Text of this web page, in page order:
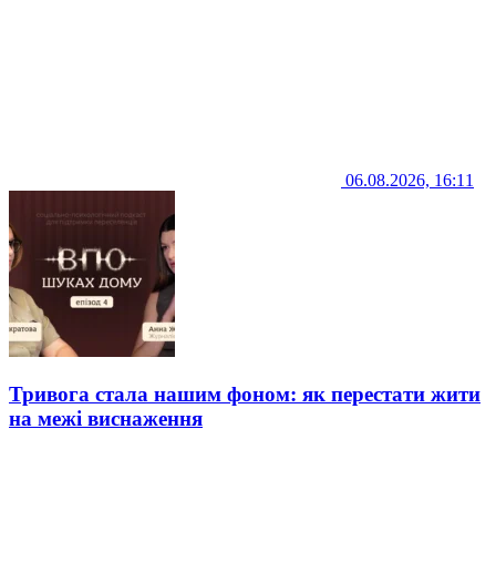
06.08.2026, 16:11
Тривога стала нашим фоном: як перестати жити
на межі виснаження